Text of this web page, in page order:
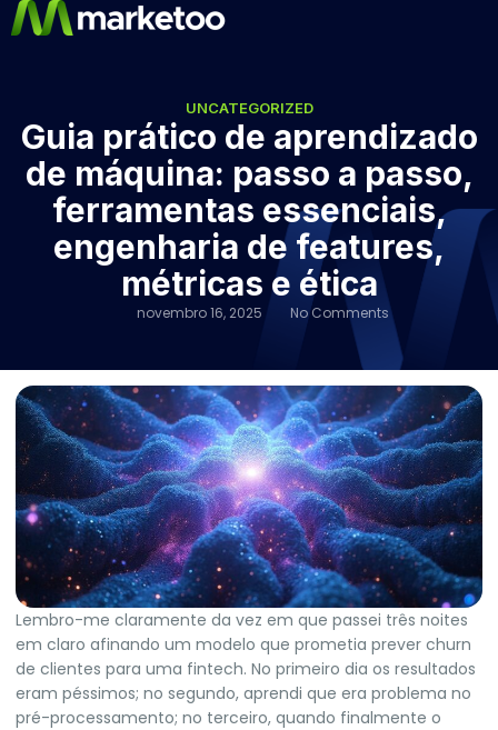
UNCATEGORIZED
Guia prático de aprendizado
de máquina: passo a passo,
ferramentas essenciais,
engenharia de features,
métricas e ética
novembro 16, 2025 No Comments
Lembro-me claramente da vez em que passei três noites
em claro afinando um modelo que prometia prever churn
de clientes para uma fintech. No primeiro dia os resultados
eram péssimos; no segundo, aprendi que era problema no
pré-processamento; no terceiro, quando finalmente o